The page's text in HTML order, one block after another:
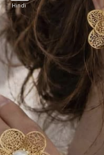
मेटलिक हॉलो फ्लावर
लेडीज इन्हें किटी पार्टी में
पहन सकती हैं। इन्हें 200
Image credits: pinterest
Hindi